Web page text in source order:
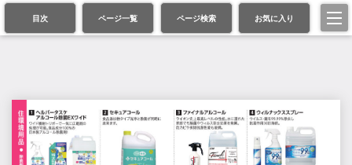
目次 ページ一覧 ページ検索 お気に入り